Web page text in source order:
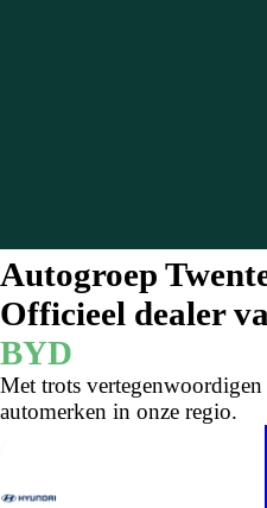
Autogroep
Officieel dealer
BYD
Met trots
automerken in onze regio.